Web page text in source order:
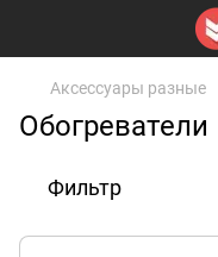
Аксессуары разные
Обогреватели
Фильтр